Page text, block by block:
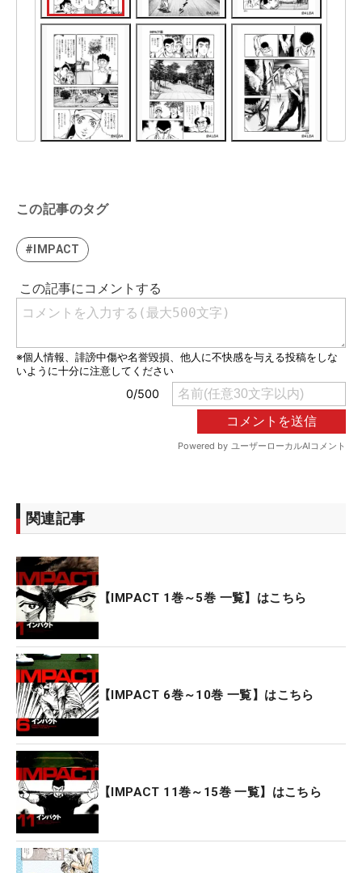
この記事のタグ
#IMPACT
関連記事
【IMPACT 1巻～5巻 一覧】はこちら
【IMPACT 6巻～10巻 一覧】はこちら
【IMPACT 11巻～15巻 一覧】はこちら